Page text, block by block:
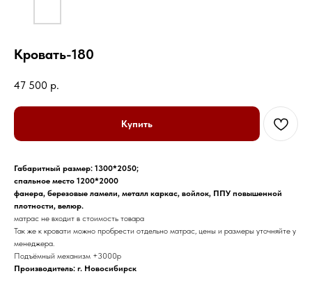
Кровать-180
47 500 р.
Купить
Габаритный размер: 1300*2050;
спальное место 1200*2000
фанера, березовые ламели, металл каркас, войлок, ППУ повышенной
плотности, велюр.
матрас не входит в стоимость товара
Так же к кровати можно пробрести отдельно матрас, цены и размеры уточняйте у
менеджера.
Подъёмный механизм +3000р
Производитель: г. Новосибирск